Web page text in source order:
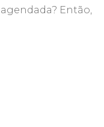
solicitantes
Então,